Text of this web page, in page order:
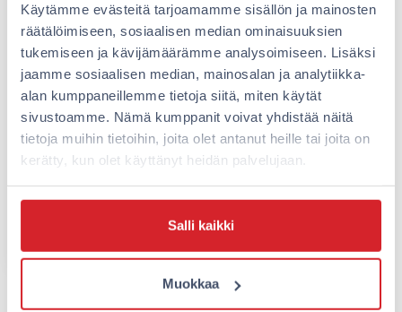
Käytämme evästeitä tarjoamamme sisällön ja mainosten
räätälöimiseen, sosiaalisen median ominaisuuksien
tukemiseen ja kävijämäärämme analysoimiseen. Lisäksi
jaamme sosiaalisen median, mainosalan ja analytiikka-
alan kumppaneillemme tietoja siitä, miten käytät
sivustoamme. Nämä kumppanit voivat yhdistää näitä
tietoja muihin tietoihin, joita olet antanut heille tai joita on
kerätty, kun olet käyttänyt heidän palvelujaan.
Salli kaikki
Muokkaa
Omenan kaksimetrinen
joululahja – lahjoitimme
sänkyjä Ukrainaan
Omenalla vastuullisuusstrategiaamme
kuuluu olennaisesti elinkaariajattelu.
Kaikki huonekalut valitaan niin, että
tai kierrätys mahdollista. Jo…